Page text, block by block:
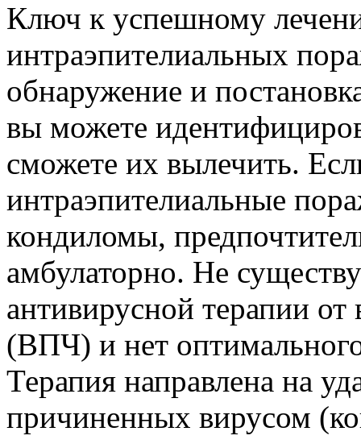
Ключ к успешному
интраэпителиальных
обнаружение и
вы можете
сможете их вылечить.
интраэпителиальные
кондиломы,
амбулаторно. Не
антивирусной терапии
(ВПЧ) и нет
Терапия направлена на
причиненных вирусом